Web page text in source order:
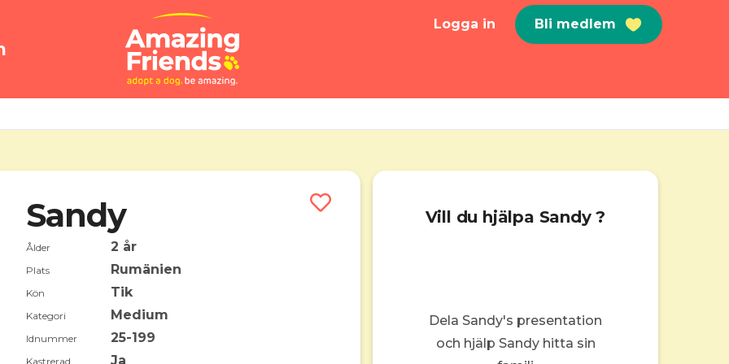
Logga in Bli medlem
Sandy
Ålder 2 år
Plats Rumänien
Kön Tik
Kategori Medium
Idnummer 25-199
Kastrerad Ja
Vill du hjälpa Sandy ?
Dela Sandy's presentation
och hjälp Sandy hitta sin